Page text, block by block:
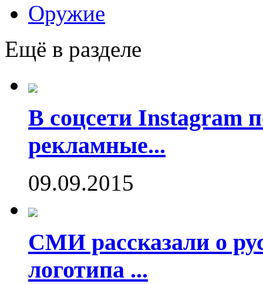
Оружие
Ещё в разделе
В соцсети Instagram
рекламные...
09.09.2015
СМИ рассказали о
логотипа ...